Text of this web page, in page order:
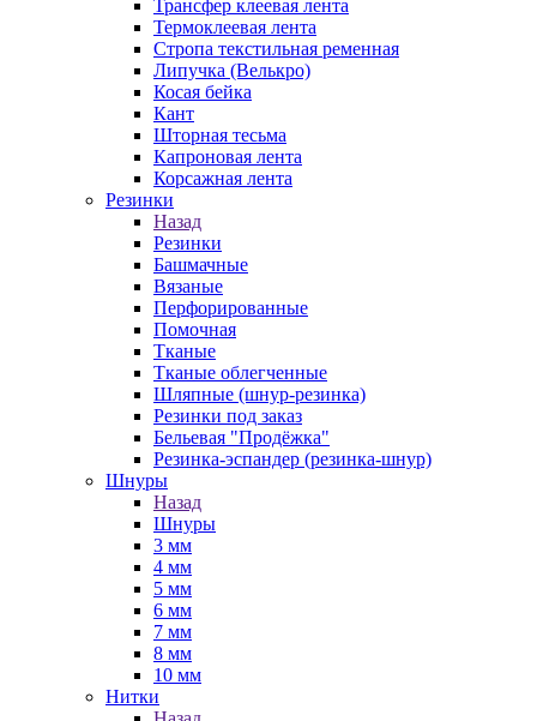
Трансфер клеевая лента
Термоклеевая лента
Стропа текстильная ременная
Липучка (Велькро)
Косая бейка
Кант
Шторная тесьма
Капроновая лента
Корсажная лента
Резинки
Назад
Резинки
Башмачные
Вязаные
Перфорированные
Помочная
Тканые
Тканые облегченные
Шляпные (шнур-резинка)
Резинки под заказ
Бельевая "Продёжка"
Резинка-эспандер (резинка-шнур)
Шнуры
Назад
Шнуры
3 мм
4 мм
5 мм
6 мм
7 мм
8 мм
10 мм
Нитки